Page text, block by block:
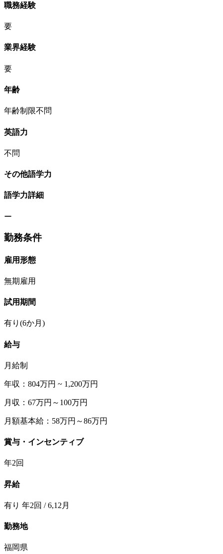
職務経験
要
業界経験
要
年齢
年齢制限不問
英語力
不問
その他語学力
語学力詳細
ー
勤務条件
雇用形態
無期雇用
試用期間
有り(6か月)
給与
月給制
年収：804万円 ~ 1,200万円
月収：67万円～100万円
月額基本給：58万円～86万円
賞与・インセンティブ
年2回
昇給
有り 年2回 / 6,12月
勤務地
福岡県